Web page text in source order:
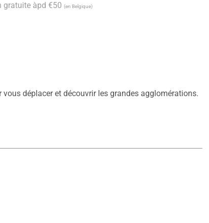
gratuite àpd €50 (en Belgique)
déplacer et découvrir les grandes agglomérations.